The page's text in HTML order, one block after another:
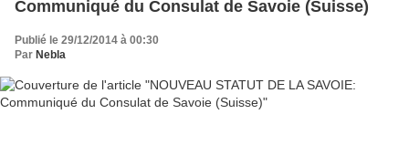
Communiqué du Consulat de Savoie (Suisse)
Publié le 29/12/2014 à 00:30
Par Nebla